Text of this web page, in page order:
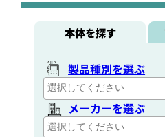
本体を探す
製品種別を選ぶ
メーカーを選ぶ